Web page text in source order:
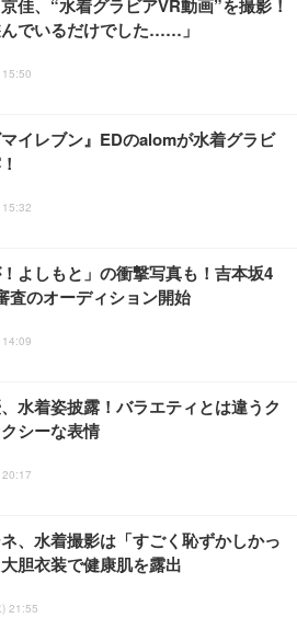
ィスチェア デスクチェア 疲れない テレ
ア 強化バックレスト 30度ロッキング機
椅子 腰サポート 90度跳ね上げ式アーム
れ パソコンチェア (ブラック)
ィスチェア デスクチェア 疲れない テレ
ア 強化バックレスト 30度ロッキング機
椅子 腰サポート 90度跳ね上げ式アーム
れ パソコンチェア (ホワイト)
フィスチェア デスクチェア 肘なし メ
性 ランバーサポート付き 腰サポート ガ
降 360度回転 キャスター付き コンパク
ゲーミングモニター DualSense 充電
CFI-ZDM1J）
品】Dell E2724HS 27インチ 液晶モニタ
1920×1080）VA 非光沢 HDMI/DisplayP
ーカー内蔵 高さ調整 スイベル VESA対
24.5inch/280Hz/FHD】GRAPHT THE S
Monitor 24” Essential ゲーミン
QD 24.5インチ 1ms FHD 量子ドット 残
イフ ネオ・オムツ L 中型犬用 26枚入
スマートベーシック) 【Amazon.co.jp
Basic アイリスオーヤマ ペットシーツ
用 ワイド 100枚入 (x 1) (ケース販売)
ーヤマ ペットシーツ 超厚型 お徳用 レギ
入【Amazon.co.jp限定】
佳、“水着グラビアVR動画”を撮影！
んでいるだけでした……」
マイレブン』EDのalomが水着グラビ
！よしもと」の衝撃写真も！吉本坂4
査のオーディション開始
水着姿披露！バラエティとは違うク
シーな表情
、水着撮影は「すごく恥ずかしかっ
胆衣装で健康肌を露出
21:55